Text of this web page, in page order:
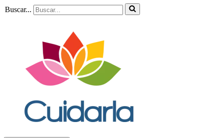
Buscar...